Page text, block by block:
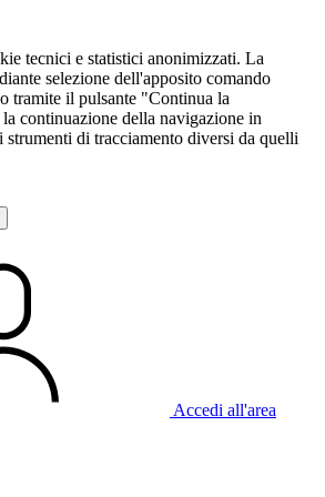
tecnici e statistici anonimizzati. La
selezione dell'apposito comando
tramite il pulsante "Continua la
continuazione della navigazione in
strumenti di tracciamento diversi da quelli
Accedi all'area